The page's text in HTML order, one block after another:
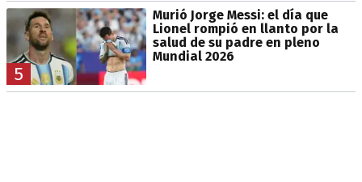
5
Murió Jorge Messi: el día que
Lionel rompió en llanto por la
salud de su padre en pleno
Mundial 2026